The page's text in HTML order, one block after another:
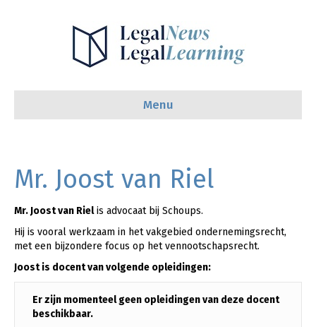
Menu
Mr. Joost van Riel
Mr. Joost van Rielis advocaat bij Schoups.
Hij is vooral werkzaam in het vakgebied ondernemingsrecht,
met een bijzondere focus op het vennootschapsrecht.
Joost is docent van volgende opleidingen:
Er zijn momenteel geen opleidingen van deze docent
beschikbaar.